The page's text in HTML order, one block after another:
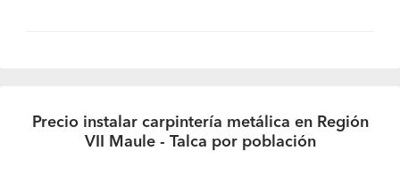
Precio instalar carpintería metálica en Región
VII Maule - Talca por población